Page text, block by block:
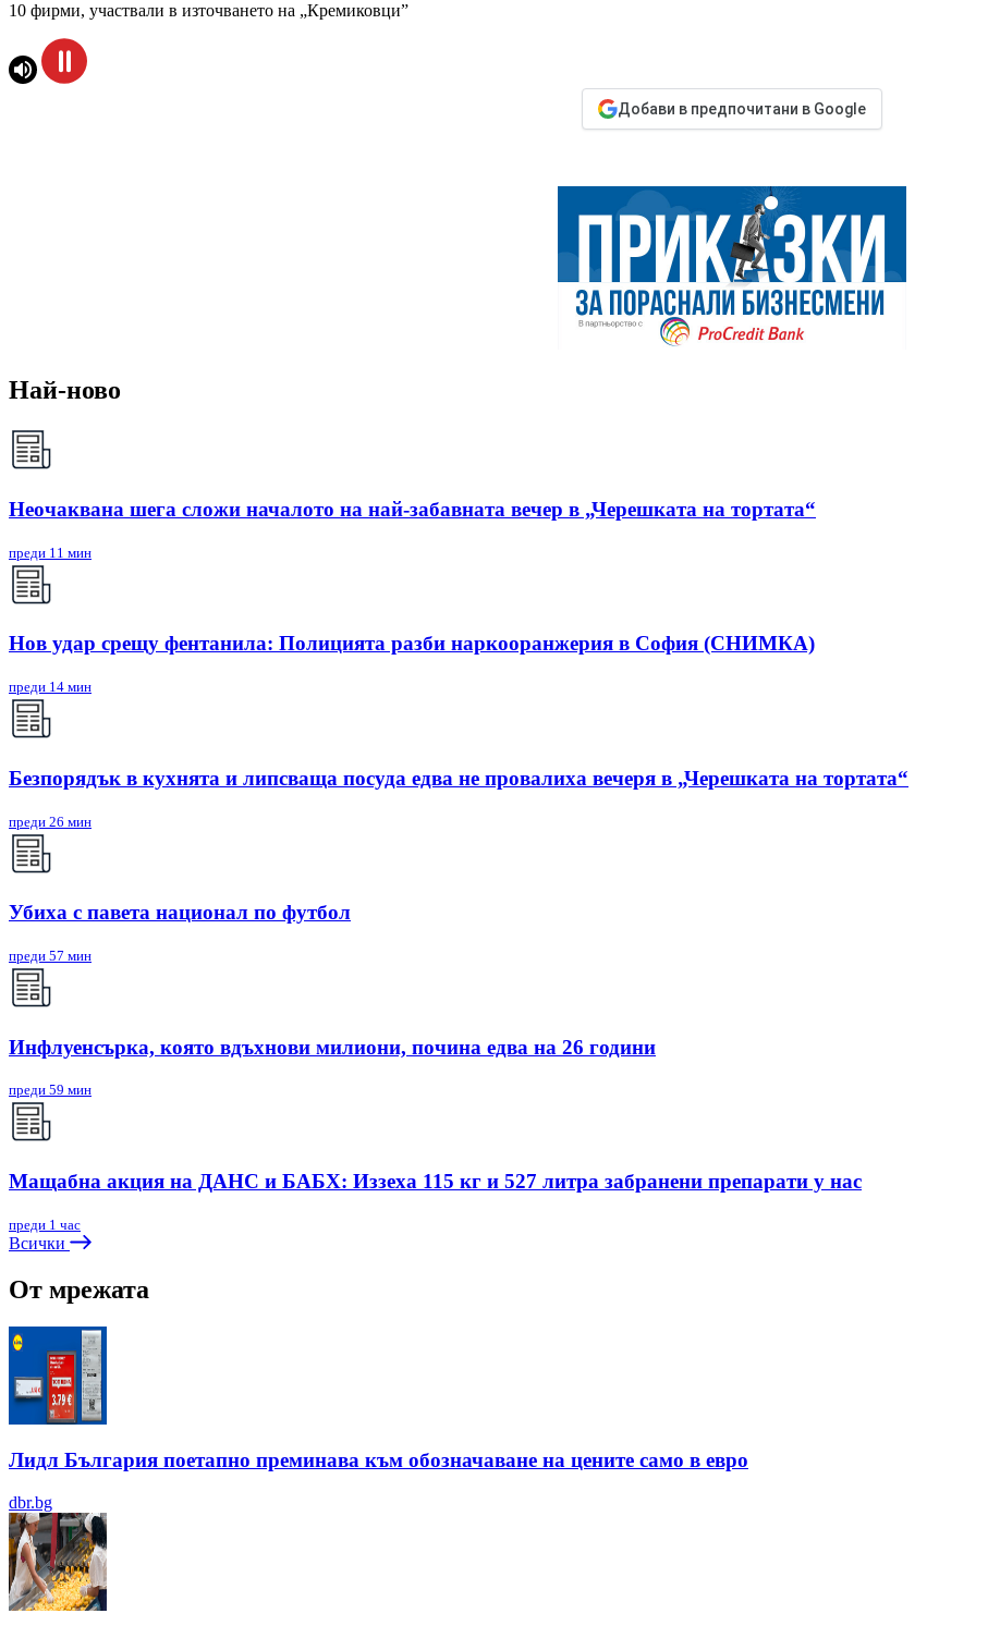
10 фирми, участвали в източването на „Кремиковци”
Добави в предпочитани в Google
Най-ново
Неочаквана шега сложи началото на най-забавната вечер в „Черешката на тортата“
преди 11 мин
Нов удар срещу фентанила: Полицията разби наркооранжерия в София (СНИМКА)
преди 14 мин
Безпорядък в кухнята и липсваща посуда едва не провалиха вечеря в „Черешката на тортата“
преди 26 мин
Убиха с павета национал по футбол
преди 57 мин
Инфлуенсърка, която вдъхнови милиони, почина едва на 26 години
преди 59 мин
Мащабна акция на ДАНС и БАБХ: Иззеха 115 кг и 527 литра забранени препарати у нас
преди 1 час
Всички
От мрежата
Лидл България поетапно преминава към обозначаване на цените само в евро
dbr.bg